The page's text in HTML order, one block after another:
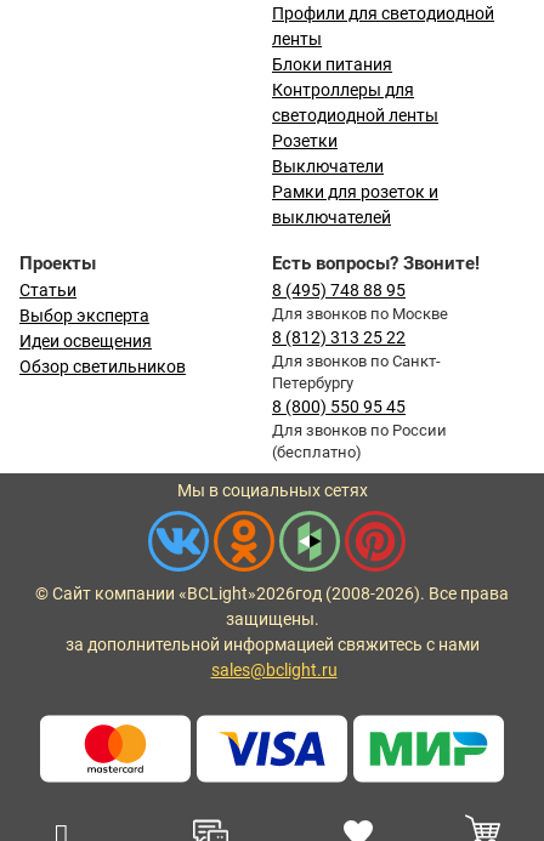
Профили для светодиодной
ленты
Блоки питания
Контроллеры для
светодиодной ленты
Розетки
Выключатели
Рамки для розеток и
выключателей
Проекты
Статьи
Выбор эксперта
Идеи освещения
Обзор светильников
Есть вопросы? Звоните!
8 (495) 748 88 95
Для звонков по Москве
8 (812) 313 25 22
Для звонков по Санкт-
Петербургу
8 (800) 550 95 45
Для звонков по России
(бесплатно)
Мы в социальных сетях
© Сайт компании «BCLight»2026год (2008-2026). Все права
защищены.
за дополнительной информацией свяжитесь с нами
sales@bclight.ru